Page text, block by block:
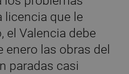
licencia que le
el Valencia debe
las obras del
paradas casi